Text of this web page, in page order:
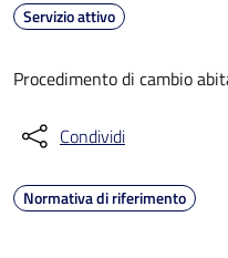
Servizio attivo
Procedimento di cambio
Condividi
Normativa di riferimento